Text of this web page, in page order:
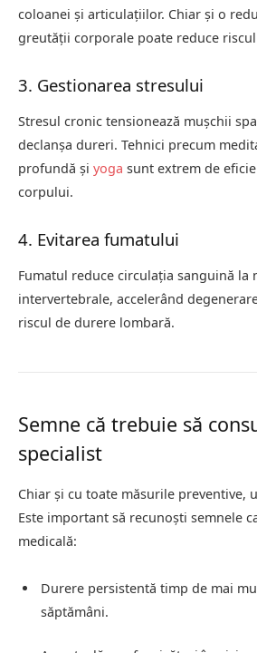
coloanei și articulațiilor. Chiar și o
greutății corporale poate reduce
3. Gestionarea stresului
Stresul cronic tensionează mușchii
declanșa dureri. Tehnici precum
profundă și yoga sunt extrem de
corpului.
4. Evitarea fumatului
Fumatul reduce circulația sanguină la
intervertebrale, accelerând
riscul de durere lombară.
Semne că trebuie să
specialist
Chiar și cu toate măsurile preventive,
Este important să recunoști semnele
medicală:
Durere persistentă timp de mai
săptămâni.